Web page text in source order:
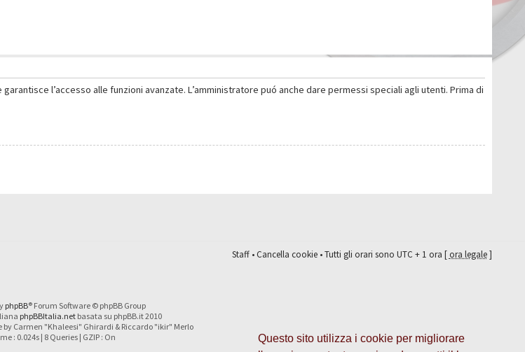
Questo sito utilizza i cookie per migliorare
l’accesso alle funzioni avanzate. L’amministratore puó anche dare permessi speciali agli utenti. Prima di
Staff•Cancella cookie• Tutti gli orari sono UTC + 1 ora [ora legale]
phpBB® Forum Software © phpBB Group
phpBBItalia.netbasata su phpBB.it 2010
Carmen "Khaleesi" Ghirardi & Riccardo "ikir" Merlo
: 0.024s | 8 Queries | GZIP : On